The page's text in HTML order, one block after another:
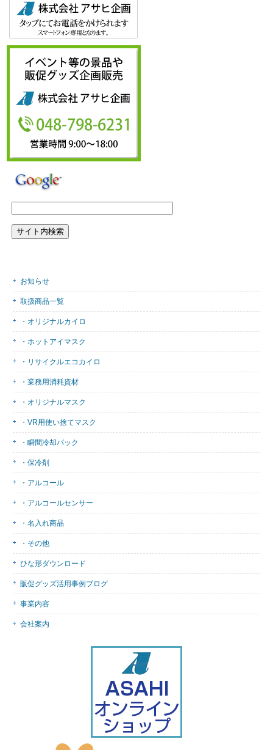
お知らせ
取扱商品一覧
・オリジナルカイロ
・ホットアイマスク
・リサイクルエコカイロ
・業務用消耗資材
・オリジナルマスク
・VR用使い捨てマスク
・瞬間冷却パック
・保冷剤
・アルコール
・アルコールセンサー
・名入れ商品
・その他
ひな形ダウンロード
販促グッズ活用事例ブログ
事業内容
会社案内